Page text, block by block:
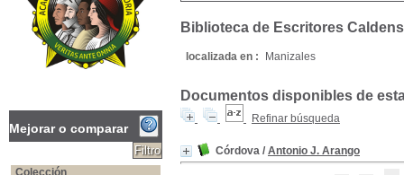
Biblioteca de Escritores
localizada en : Manizales
Documentos disponibles de
Refinar búsqueda
Córdova / Antonio J. Arango
Mejorar o comparar
Colección